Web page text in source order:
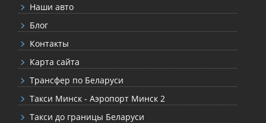
Наши авто
Блог
Контакты
Карта сайта
Трансфер по Беларуси
Такси Минск - Аэропорт Минск 2
Такси до границы Беларуси